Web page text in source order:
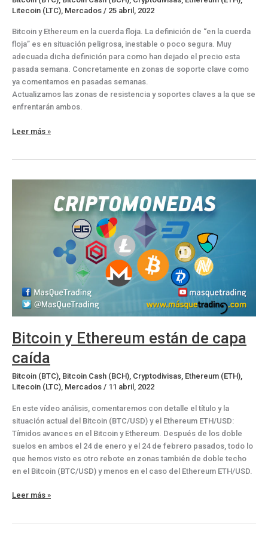
Litecoin (LTC) Mercados / 25 abril, 2022
Bitcoin y Ethereum en la cuerda floja. La definición de “en la cuerda
floja” es en situación peligrosa, inestable o poco segura. Muy
adecuada dicha definición para como han dejado el precio esta
pasada semana. Concretamente en zonas de soporte clave como
ya comentamos en pasadas semanas.
Actualizamos las zonas de resistencia y soportes claves a la que se
enfrentarán ambos.
Bitcoin
la
Leer más »
Bitcoin y Ethereum están de capa
caída
Bitcoin (BTC) Bitcoin Cash (BCH) Cryptodivisas Ethereum (ETH)
Litecoin (LTC) Mercados / 11 abril, 2022
En este vídeo análisis, comentaremos con detalle el título y la
situación actual del Bitcoin (BTC/USD) y el Ethereum ETH/USD:
Tímidos avances en el Bitcoin y Ethereum. Después de los doble
suelos en ambos el 24 de enero y el 24 de febrero pasados, todo lo
que hemos visto es otro rebote en zonas también de doble techo
en el Bitcoin (BTC/USD) y menos en el caso del Ethereum ETH/USD.
Bitcoin
Leer más »